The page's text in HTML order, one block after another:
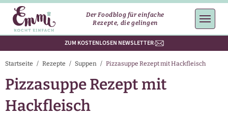
Der Foodblog für einfache
Rezepte, die gelingen
ZUM KOSTENLOSEN NEWSLETTER
Startseite / Rezepte / Suppen / Pizzasuppe Rezept mit Hackfleisch
Pizzasuppe Rezept mit
Hackfleisch